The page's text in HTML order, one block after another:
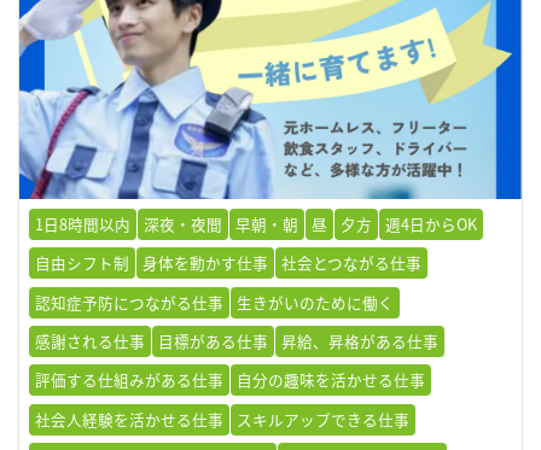
1日8時間以内 深夜・夜間 早朝・朝 昼 夕方
週4日からOK
自由シフト制
身体を動かす仕事
社会とつながる仕事
認知症予防につながる仕事
生きがいのために働く
感謝される仕事
目標がある仕事
昇給、昇格がある仕事
評価する仕組みがある仕事
自分の趣味を活かせる仕事
社会人経験を活かせる仕事
スキルアップできる仕事